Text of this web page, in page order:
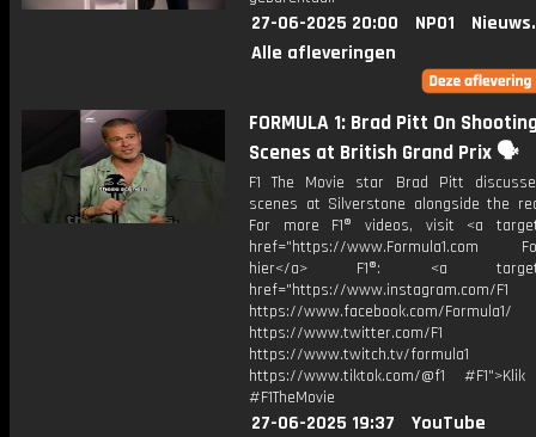
27-06-2025 20:00 NPO1
Alle afleveringen
FORMULA 1: Brad Pitt On
Scenes at British Grand Prix 🗣️
F1 The Movie star Brad Pitt
scenes at Silverstone alongside the
For more F1® videos, visit <a
href="https://www.Formula1.com
hier</a> F1®: <a
href="https://www.instagram.com/F1
https://www.facebook.com/Formula1/
https://www.twitter.com/F1
https://www.twitch.tv/formula1
https://www.tiktok.com/@f1
#F1TheMovie
27-06-2025 19:37
YouTube